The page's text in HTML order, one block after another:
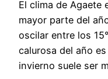
El clima de Agaete
mayor parte del
oscilar entre los
calurosa del año
invierno suele ser